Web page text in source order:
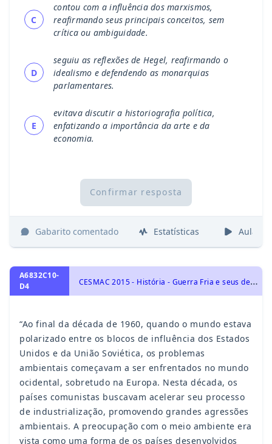
C
contou com a influência dos marxismos,
reafirmando seus principais conceitos, sem
crítica ou ambiguidade.
D
seguiu as reflexões de Hegel, reafirmando o
idealismo e defendendo as monarquias
parlamentares.
E
evitava discutir a historiografia política,
enfatizando a importância da arte e da
economia.
Confirmar resposta
Gabarito comentado Estatísticas Aulas
A6832C10-
D4
C
ESMAC 2015 - História - Guerra Fria e seus desdobramentos, História Geral
“Ao final da década de 1960, quando o mundo estava
polarizado entre os blocos de influência dos Estados
Unidos e da União Soviética, os problemas
ambientais começavam a ser enfrentados no mundo
ocidental, sobretudo na Europa. Nesta década, os
países comunistas buscavam acelerar seu processo
de industrialização, promovendo grandes agressões
ambientais. A preocupação com o meio ambiente era
vista como uma forma de os países desenvolvidos